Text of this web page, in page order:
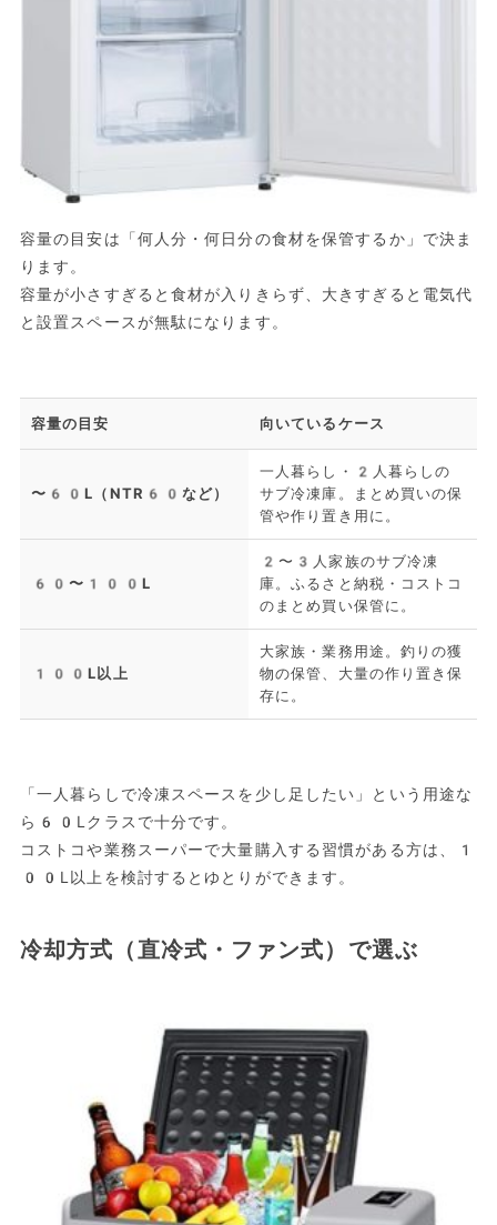
容量の目安は「何人分・何日分の食材を保管するか」で決ま
ります。
容量が小さすぎると食材が入りきらず、大きすぎると電気代
と設置スペースが無駄になります。
容量の目安 向いているケース
〜60L（NTR60など）
一人暮らし・2人暮らしの
サブ冷凍庫。まとめ買いの保
管や作り置き用に。
60〜100L
2〜3人家族のサブ冷凍
庫。ふるさと納税・コストコ
のまとめ買い保管に。
100L以上
大家族・業務用途。釣りの獲
物の保管、大量の作り置き保
存に。
「一人暮らしで冷凍スペースを少し足したい」という用途な
ら60Lクラスで十分です。
コストコや業務スーパーで大量購入する習慣がある方は、1
00L以上を検討するとゆとりができます。
冷却方式（直冷式・ファン式）で選ぶ